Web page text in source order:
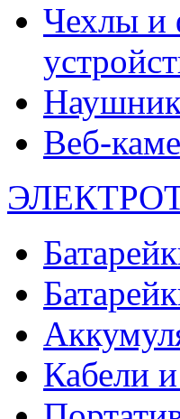
Чехлы и
Веб-
Кабели